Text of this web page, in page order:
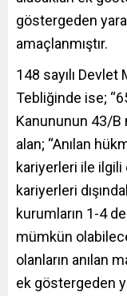
göstergeden
amaçlanmıştır.
148 sayılı Devlet
Tebliğinde ise;
Kanununun 43/B
alan; “Anılan
kariyerleri ile
kariyerleri
kurumların 1-4
mümkün
olanların anılan
ek göstergeden